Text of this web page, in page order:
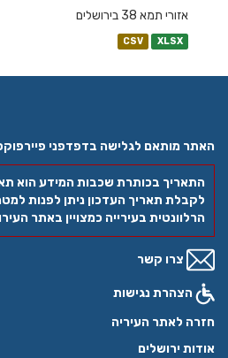
אזורי תמא 38 בירושלים
CSV XLSX
האתר מותאם לגלישה בדפדפני
התאריך בכותרת שכבות המידע הוא
לקבלת תאריך העדכון ניתן לפנות
הרלוונטית בעירייה כמצויין באתר
צרו קשר
הצהרת נגישות
חזרה לאתר העיריה
אודות ירושלים